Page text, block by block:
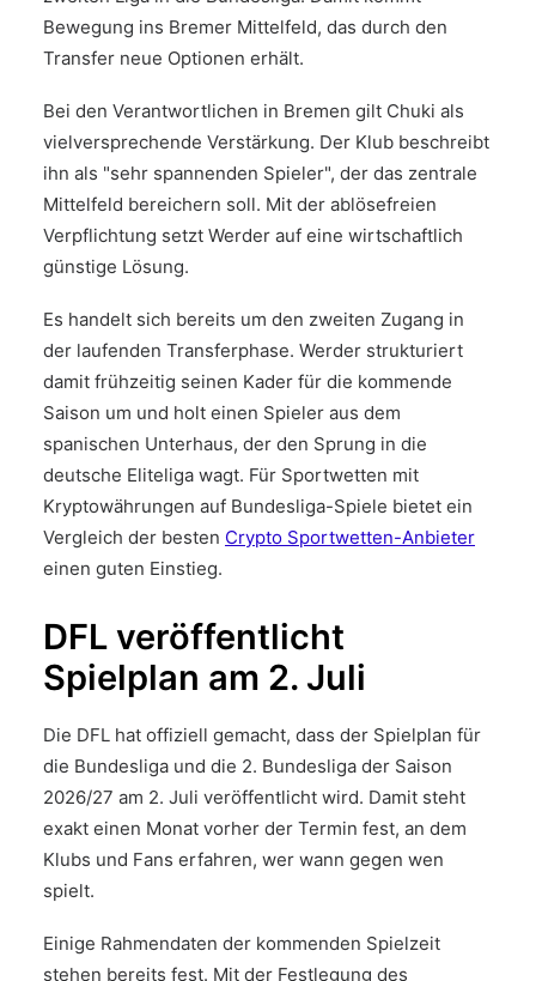
Bewegung ins Bremer Mittelfeld, das durch den
Transfer neue Optionen erhält.
Bei den Verantwortlichen in Bremen gilt Chuki als
vielversprechende Verstärkung. Der Klub beschreibt
ihn als "sehr spannenden Spieler", der das zentrale
Mittelfeld bereichern soll. Mit der ablösefreien
Verpflichtung setzt Werder auf eine wirtschaftlich
günstige Lösung.
Es handelt sich bereits um den zweiten Zugang in
der laufenden Transferphase. Werder strukturiert
damit frühzeitig seinen Kader für die kommende
Saison um und holt einen Spieler aus dem
spanischen Unterhaus, der den Sprung in die
deutsche Eliteliga wagt. Für Sportwetten mit
Kryptowährungen auf Bundesliga-Spiele bietet ein
Vergleich der besten Crypto Sportwetten-Anbieter
einen guten Einstieg.
DFL veröffentlicht
Spielplan am 2. Juli
Die DFL hat offiziell gemacht, dass der Spielplan für
die Bundesliga und die 2. Bundesliga der Saison
2026/27 am 2. Juli veröffentlicht wird. Damit steht
exakt einen Monat vorher der Termin fest, an dem
Klubs und Fans erfahren, wer wann gegen wen
spielt.
Einige Rahmendaten der kommenden Spielzeit
stehen bereits fest. Mit der Festlegung des